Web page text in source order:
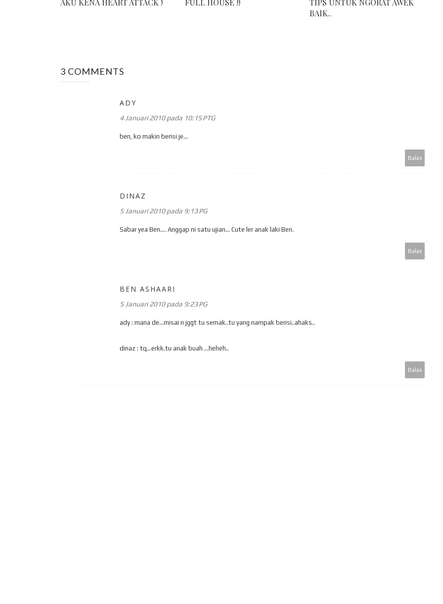
AKU KENA HEART ATTACK ! FULL HOUSE !!
TIPS UNTUK NGORAT AWEK
BAIK..
3 COMMENTS
ADY
4 Januari 2010 pada 10:15 PTG
ben, ko makin berisi je...
Balas
DINAZ
5 Januari 2010 pada 9:13 PG
Sabar yea Ben.... Anggap ni satu ujian... Cute ler anak laki Ben.
Balas
BEN ASHAARI
5 Januari 2010 pada 9:23 PG
ady : mana de...misai n jggt tu semak..tu yang nampak berisi..ahaks..
dinaz : tq...erkk.tu anak buah ...heheh..
Balas